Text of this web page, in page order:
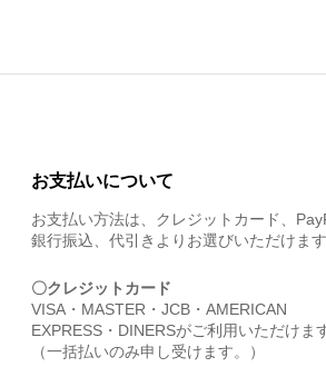
お支払いについて
お支払い方法は、クレジットカード、
銀行振込、代引きよりお選びいただけます
〇クレジットカード
VISA・MASTER・JCB・AMERICAN
EXPRESS・DINERSがご利用いただけま
（一括払いのみ申し受けます。）